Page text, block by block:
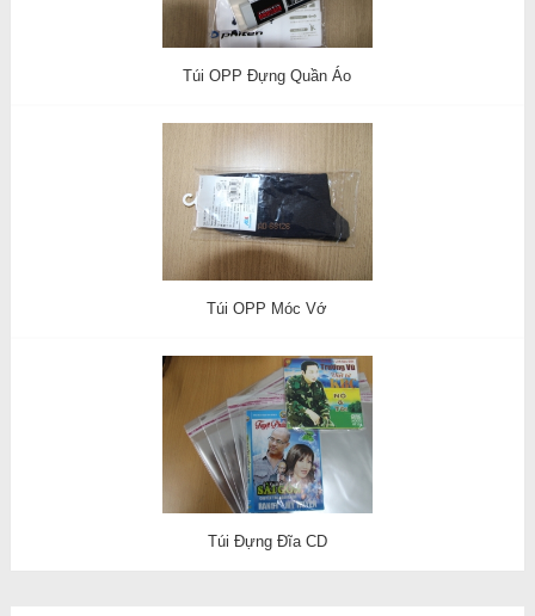
Túi OPP Đựng Quần Áo
Túi OPP Móc Vớ
Túi Đựng Đĩa CD